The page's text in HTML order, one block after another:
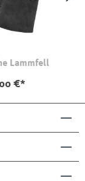
Lammfell
€*